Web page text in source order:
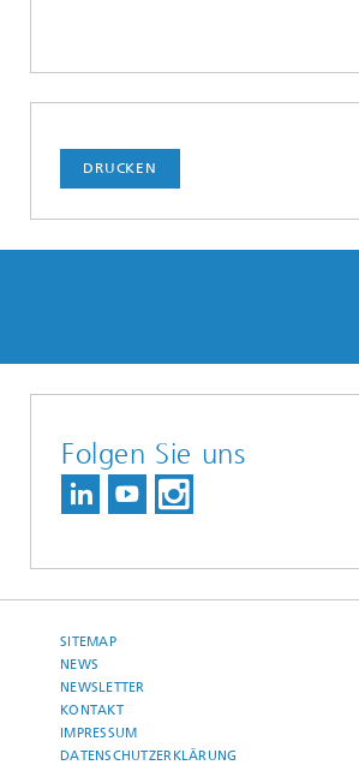
DRUCKEN
Folgen Sie uns
SITEMAP
NEWS
NEWSLETTER
KONTAKT
IMPRESSUM
DATENSCHUTZERKLÄRUNG